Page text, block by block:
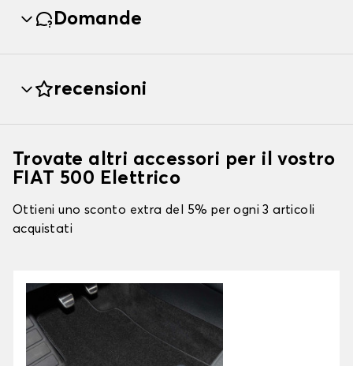
Domande
recensioni
Trovate altri accessori per il vostro
FIAT 500 Elettrico
Ottieni uno sconto extra del 5% per ogni 3 articoli
acquistati